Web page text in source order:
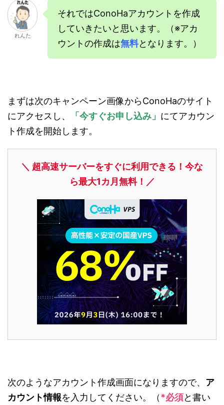
れんた
それではConoHaアカウントを作成
していきたいと思います。（※アカ
ウントの作成は無料となります。）
まずは次のキャンペーン画像からConoHaのサイト
にアクセスし、
「今すぐお申し込み」 にてアカウン
ト作成を開始します。
＼ 超高速サーバーをすぐに利用できる！今な
ら最大1カ月無料！／
次のようなアカウント作成画面になりますので、 ア
カウント情報を入力してください。（*必須と書い